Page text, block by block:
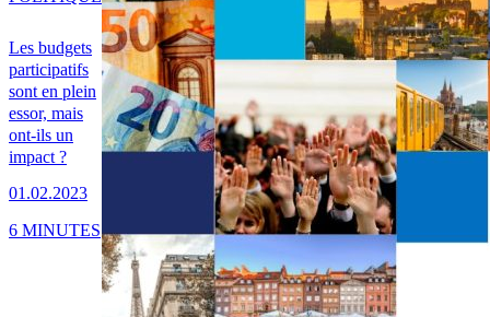
Les budgets
participatifs
sont en plein
essor, mais
ont-ils un
impact ?
01.02.2023
6 MINUTES